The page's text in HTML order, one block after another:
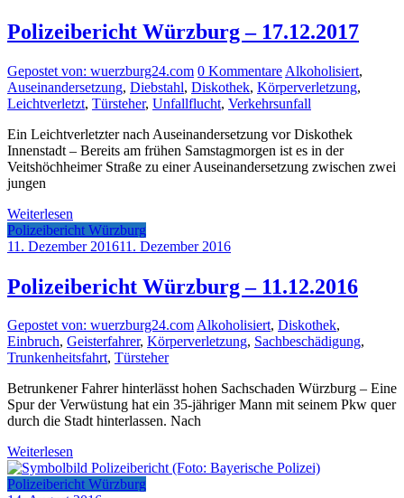
Polizeibericht Würzburg – 17.12.2017
Gepostet von: wuerzburg24.com 0 Kommentare Alkoholisiert,
Auseinandersetzung, Diebstahl, Diskothek, Körperverletzung,
Leichtverletzt, Türsteher, Unfallflucht, Verkehrsunfall
Ein Leichtverletzter nach Auseinandersetzung vor Diskothek
Innenstadt – Bereits am frühen Samstagmorgen ist es in der
Veitshöchheimer Straße zu einer Auseinandersetzung zwischen zwei
jungen
Weiterlesen
Polizeibericht Würzburg
11. Dezember 201611. Dezember 2016
Polizeibericht Würzburg – 11.12.2016
Gepostet von: wuerzburg24.comAlkoholisiert, Diskothek,
Einbruch, Geisterfahrer, Körperverletzung, Sachbeschädigung,
Trunkenheitsfahrt, Türsteher
Betrunkener Fahrer hinterlässt hohen Sachschaden Würzburg – Eine
Spur der Verwüstung hat ein 35-jähriger Mann mit seinem Pkw quer
durch die Stadt hinterlassen. Nach
Weiterlesen
Polizeibericht Würzburg